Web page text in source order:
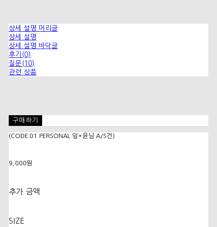
상세 설명 머리글
상세 설명
상세 설명 바닥글
후기(0)
질문(10)
관련 상품
구매하기
(CODE:01 PERSONAL 임*윤님 A/S건)
9,000원
추가 금액
SIZE